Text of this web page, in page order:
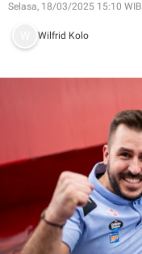
Selasa, 18/03/2025 15:10 WIB
Wilfrid Kolo